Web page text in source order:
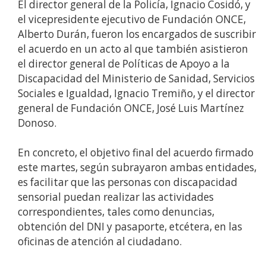
El director general de la Policía, Ignacio Cosidó, y
el vicepresidente ejecutivo de Fundación ONCE,
Alberto Durán, fueron los encargados de suscribir
el acuerdo en un acto al que también asistieron
el director general de Políticas de Apoyo a la
Discapacidad del Ministerio de Sanidad, Servicios
Sociales e Igualdad, Ignacio Tremiño, y el director
general de Fundación ONCE, José Luis Martínez
Donoso.
En concreto, el objetivo final del acuerdo firmado
este martes, según subrayaron ambas entidades,
es facilitar que las personas con discapacidad
sensorial puedan realizar las actividades
correspondientes, tales como denuncias,
obtención del DNI y pasaporte, etcétera, en las
oficinas de atención al ciudadano.